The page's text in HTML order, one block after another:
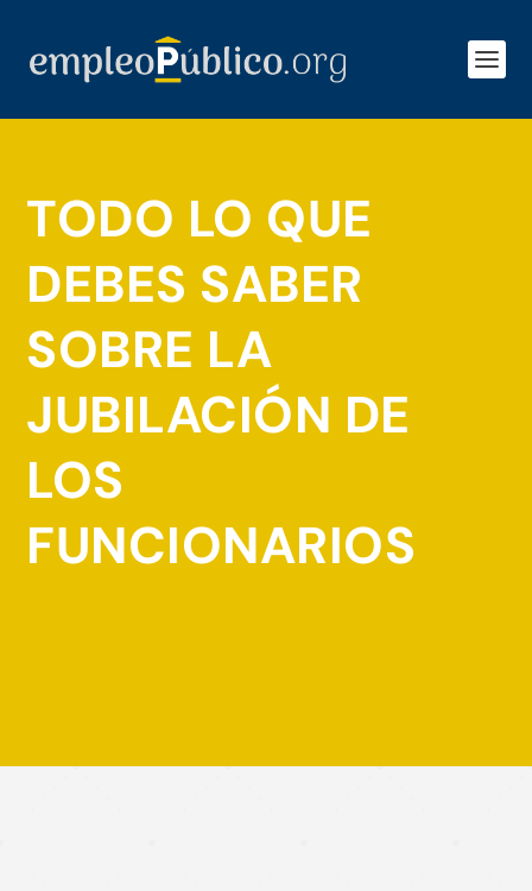
TODO LO QUE
DEBES SABER
SOBRE LA
JUBILACIÓN DE
LOS
FUNCIONARIOS